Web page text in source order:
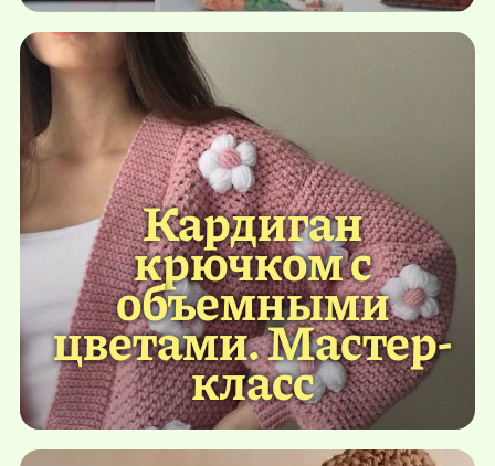
Кардиган
крючком с
объемными
цветами. Мастер-
класс